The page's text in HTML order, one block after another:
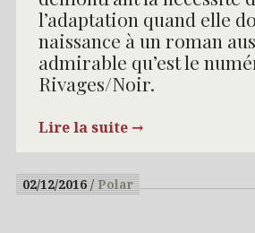
l’adaptation quand elle
naissance à un roman
admirable qu’est le
Rivages/Noir.
Lire la suite →
02/12/2016 Polar